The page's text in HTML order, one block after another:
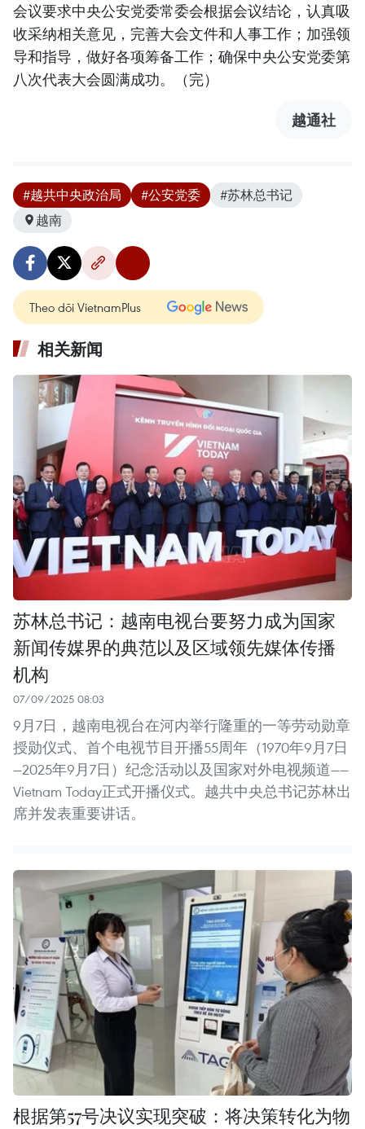
会议要求中央公安党委常委会根据会议结论，认真吸
收采纳相关意见，完善大会文件和人事工作；加强领
导和指导，做好各项筹备工作；确保中央公安党委第
八次代表大会圆满成功。（完）
越通社
#越共中央政治局 #公安党委
#苏林总书记
越南
Theo dõi VietnamPlus
相关新闻
苏林总书记：越南电视台要努力成为国家
新闻传媒界的典范以及区域领先媒体传播
机构
07/09/2025 08:03
9月7日，越南电视台在河内举行隆重的一等劳动勋章
授勋仪式、首个电视节目开播55周年（1970年9月7日
—2025年9月7日）纪念活动以及国家对外电视频道——
Vietnam Today正式开播仪式。越共中央总书记苏林出
席并发表重要讲话。
根据第57号决议实现突破：将决策转化为物